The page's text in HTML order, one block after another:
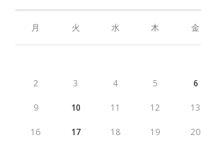
月 火 水 木 金
2 3 4 5 6
9 10 11 12 13
16 17 18 19 20